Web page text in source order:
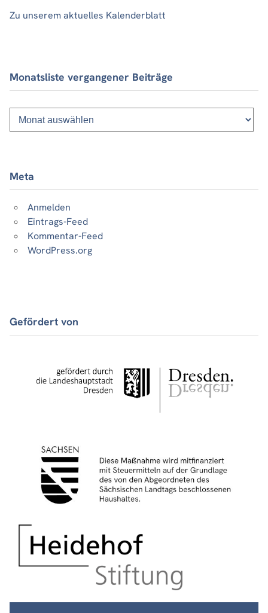
Zu unserem aktuelles Kalenderblatt
Monatsliste vergangener Beiträge
Monatsliste
vergangener
Beiträge
Meta
Anmelden
Eintrags-Feed
Kommentar-Feed
WordPress.org
Gefördert von